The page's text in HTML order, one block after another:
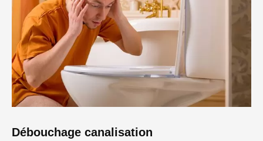
Débouchage canalisation